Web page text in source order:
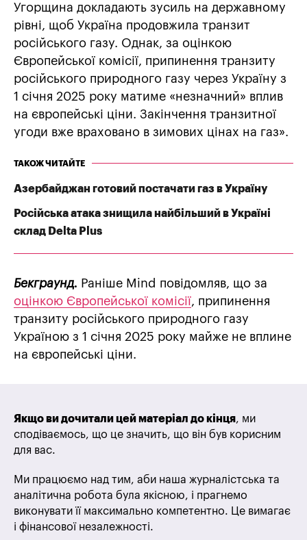
Угорщина докладають зусиль на державному
рівні, щоб Україна продовжила транзит
російського газу. Однак, за оцінкою
Європейської комісії, припинення транзиту
російського природного газу через Україну з
1 січня 2025 року матиме «незначний» вплив
на європейські ціни. Закінчення транзитної
угоди вже враховано в зимових цінах на газ».
ТАКОЖ ЧИТАЙТЕ
Азербайджан готовий постачати газ в Україну
Російська атака знищила найбільший в Україні
склад Delta Plus
Бекграунд. Раніше Mind повідомляв, що за
оцінкою Європейської комісії, припинення
транзиту російського природного газу
Україною з 1 січня 2025 року майже не вплине
на європейські ціни.
Якщо ви дочитали цей матеріал до кінця, ми
сподіваємось, що це значить, що він був корисним
для вас.
Ми працюємо над тим, аби наша журналістська та
аналітична робота була якісною, і прагнемо
виконувати її максимально компетентно. Це вимагає
і фінансової незалежності.